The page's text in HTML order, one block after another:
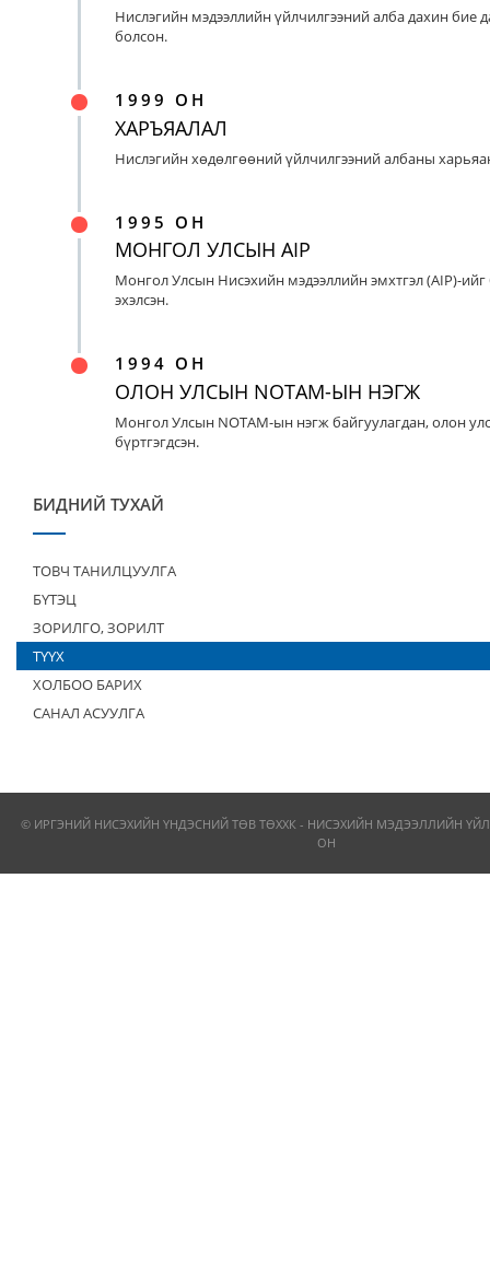
Нислэгийн мэдээллийн үйлчилгээний алба дахин бие
болсон.
1999 ОН
ХАРЪЯАЛАЛ
Нислэгийн хөдөлгөөний үйлчилгээний албаны
1995 ОН
МОНГОЛ УЛСЫН AIP
Монгол Улсын Нисэхийн мэдээллийн эмхтгэл (AIP)-
эхэлсэн.
1994 ОН
ОЛОН УЛСЫН NOTAM-ЫН НЭГЖ
Монгол Улсын NOTAM-ын нэгж байгуулагдан, олон
бүртгэгдсэн.
БИДНИЙ ТУХАЙ
ТОВЧ ТАНИЛЦУУЛГА
БҮТЭЦ
ЗОРИЛГО, ЗОРИЛТ
ТҮҮХ
ХОЛБОО БАРИХ
САНАЛ АСУУЛГА
© ИРГЭНИЙ НИСЭХИЙН ҮНДЭСНИЙ ТӨВ ТӨХХК - НИСЭХИЙН МЭДЭЭЛЛИЙН
ОН